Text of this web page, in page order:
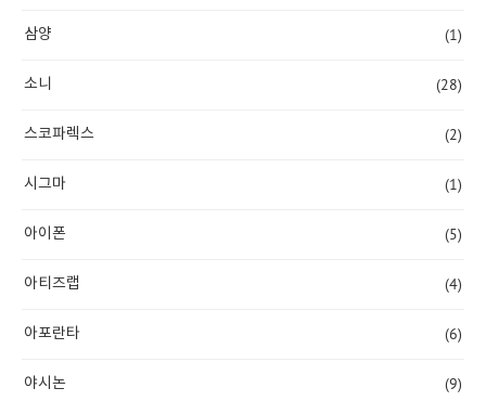
삼양 (1)
소니 (28)
스코파렉스 (2)
시그마 (1)
아이폰 (5)
아티즈랩 (4)
아포란타 (6)
야시논 (9)